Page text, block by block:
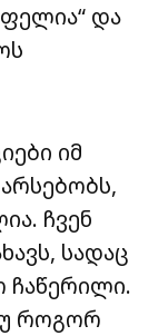
და
იმ
ჩვენ
სადაც
ჩაწერილი.
როგორ